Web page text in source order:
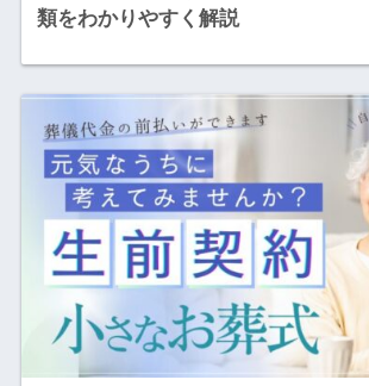
類をわかりやすく解説